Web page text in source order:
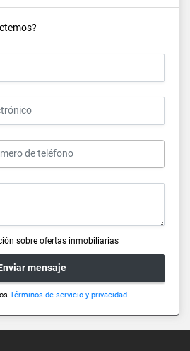
sobre ofertas inmobiliarias
mensaje
Términos de servicio y privacidad